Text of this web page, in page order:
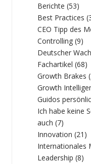
Berichte (53)
Best Practices
CEO Tipp des
Controlling (9)
Deutscher
Fachartikel (68)
Growth Brakes
Growth
Guidos
Ich habe keine
auch (7)
Innovation (21)
Internationales
Leadership (8)